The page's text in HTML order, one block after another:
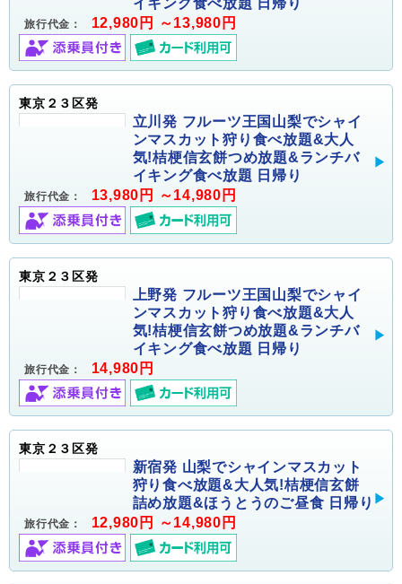
イキング食べ放題 日帰り
旅行代金： 12,980円 ～13,980円
東京２３区発
立川発 フルーツ王国山梨でシャイ
ンマスカット狩り食べ放題&大人
気!桔梗信玄餅つめ放題&ランチバ
イキング食べ放題 日帰り
旅行代金： 13,980円 ～14,980円
東京２３区発
上野発 フルーツ王国山梨でシャイ
ンマスカット狩り食べ放題&大人
気!桔梗信玄餅つめ放題&ランチバ
イキング食べ放題 日帰り
旅行代金： 14,980円
東京２３区発
新宿発 山梨でシャインマスカット
狩り食べ放題&大人気!桔梗信玄餅
詰め放題&ほうとうのご昼食 日帰り
旅行代金： 12,980円 ～14,980円